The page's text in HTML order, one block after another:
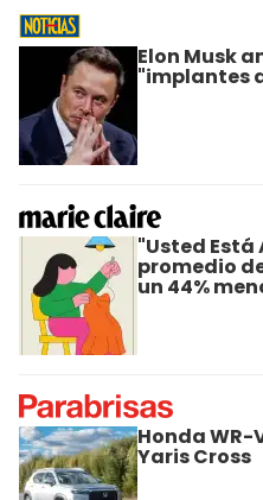
Elon Musk
"implantes
"Usted Está
promedio
un 44%
Honda WR-
Yaris Cross